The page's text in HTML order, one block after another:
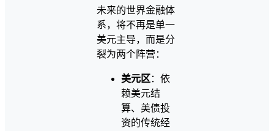
未来的世界金融体
系，将不再是单一
美元主导，而是分
裂为两个阵营：
美元区 ：依
赖美元结
算、美债投
资的传统经